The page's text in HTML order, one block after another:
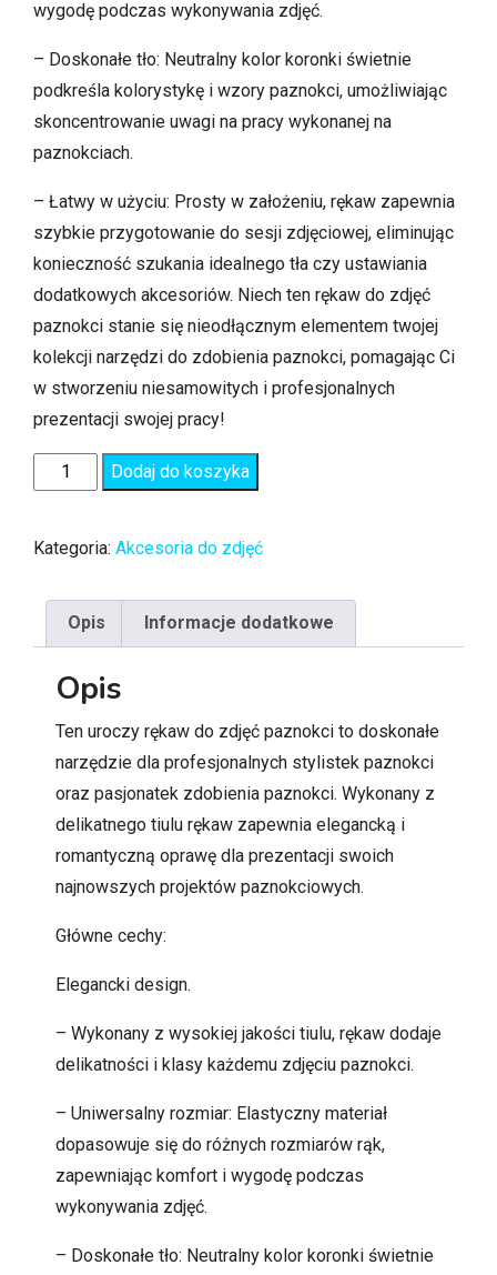
wygodę podczas wykonywania zdjęć.
– Doskonałe tło: Neutralny kolor koronki świetnie
podkreśla kolorystykę i wzory paznokci, umożliwiając
skoncentrowanie uwagi na pracy wykonanej na
paznokciach.
– Łatwy w użyciu: Prosty w założeniu, rękaw zapewnia
szybkie przygotowanie do sesji zdjęciowej, eliminując
konieczność szukania idealnego tła czy ustawiania
dodatkowych akcesoriów. Niech ten rękaw do zdjęć
paznokci stanie się nieodłącznym elementem twojej
kolekcji narzędzi do zdobienia paznokci, pomagając Ci
w stworzeniu niesamowitych i profesjonalnych
prezentacji swojej pracy!
Dodaj do koszyka
Kategoria: Akcesoria do zdjęć
Opis Informacje dodatkowe
Opis
Ten uroczy rękaw do zdjęć paznokci to doskonałe
narzędzie dla profesjonalnych stylistek paznokci
oraz pasjonatek zdobienia paznokci. Wykonany z
delikatnego tiulu rękaw zapewnia elegancką i
romantyczną oprawę dla prezentacji swoich
najnowszych projektów paznokciowych.
Główne cechy:
Elegancki design.
– Wykonany z wysokiej jakości tiulu, rękaw dodaje
delikatności i klasy każdemu zdjęciu paznokci.
– Uniwersalny rozmiar: Elastyczny materiał
dopasowuje się do różnych rozmiarów rąk,
zapewniając komfort i wygodę podczas
wykonywania zdjęć.
– Doskonałe tło: Neutralny kolor koronki świetnie